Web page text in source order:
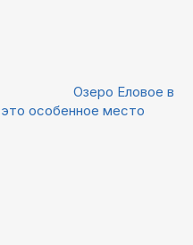
Озеро Еловое в
особенное место